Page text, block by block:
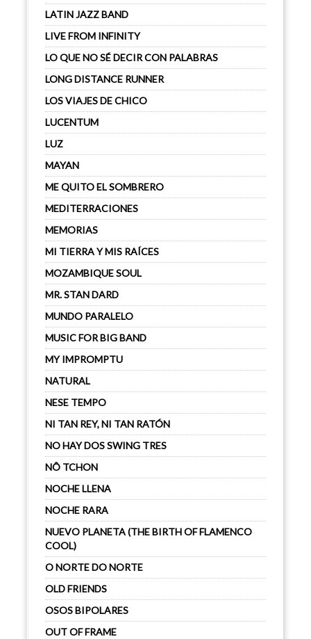
LATIN JAZZ BAND
LIVE FROM INFINITY
LO QUE NO SÉ DECIR CON PALABRAS
LONG DISTANCE RUNNER
LOS VIAJES DE CHICO
LUCENTUM
LUZ
MAYAN
ME QUITO EL SOMBRERO
MEDITERRACIONES
MEMORIAS
MI TIERRA Y MIS RAÍCES
MOZAMBIQUE SOUL
MR. STAN DARD
MUNDO PARALELO
MUSIC FOR BIG BAND
MY IMPROMPTU
NATURAL
NESE TEMPO
NI TAN REY, NI TAN RATÓN
NO HAY DOS SWING TRES
NÔ TCHON
NOCHE LLENA
NOCHE RARA
NUEVO PLANETA (THE BIRTH OF FLAMENCO
COOL)
O NORTE DO NORTE
OLD FRIENDS
OSOS BIPOLARES
OUT OF FRAME